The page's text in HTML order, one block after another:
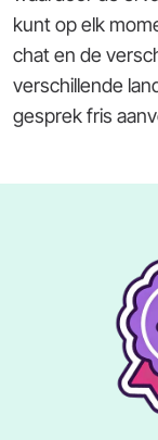
kunt op elk
chat en de
verschillende
gesprek fris